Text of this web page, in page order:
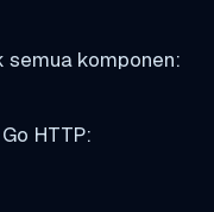
semua komponen:
HTTP: